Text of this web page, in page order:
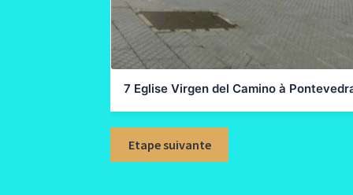
7 Eglise Virgen del Camino à
Etape suivante